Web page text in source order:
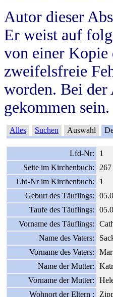
Autor dieser
Er weist auf
von einer Kopie
zweifelsfreie
worden. Bei der
gekommen
Alles Suchen Auswahl
Lfd-Nr:
1
Seite im Kirchenbuch:
267
Lfd-Nr im Kirchenbuch:
1
Geburt des Täuflings:
Taufe des Täuflings:
Vorname des Täuflings:
Name des Vaters:
Vorname des Vaters:
Name der Mutter:
Vorname der Mutter:
Wohnort der Eltern :